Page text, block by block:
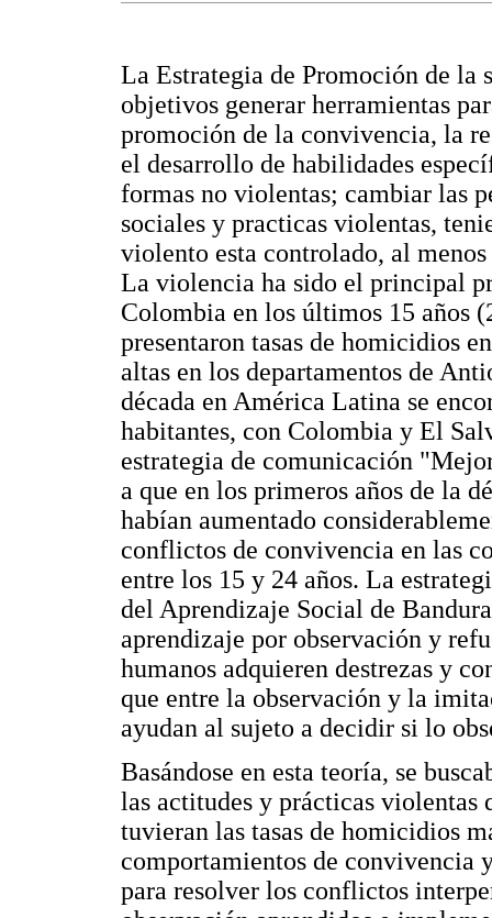
La Estrategia de Promoción de
objetivos generar herramientas
promoción de la convivencia, la
el desarrollo de habilidades
formas no violentas; cambiar las
sociales y practicas violentas,
violento esta controlado, al
La violencia ha sido el principal
Colombia en los últimos 15 años
presentaron tasas de homicidios
altas en los departamentos de
década en América Latina se
habitantes, con Colombia y El
estrategia de comunicación
a que en los primeros años de la
habían aumentado
conflictos de convivencia en las
entre los 15 y 24 años. La
del Aprendizaje Social de
aprendizaje por observación y
humanos adquieren destrezas y
que entre la observación y la
ayudan al sujeto a decidir si lo
Basándose en esta teoría, se
las actitudes y prácticas violentas
tuvieran las tasas de homicidios
comportamientos de convivencia
para resolver los conflictos